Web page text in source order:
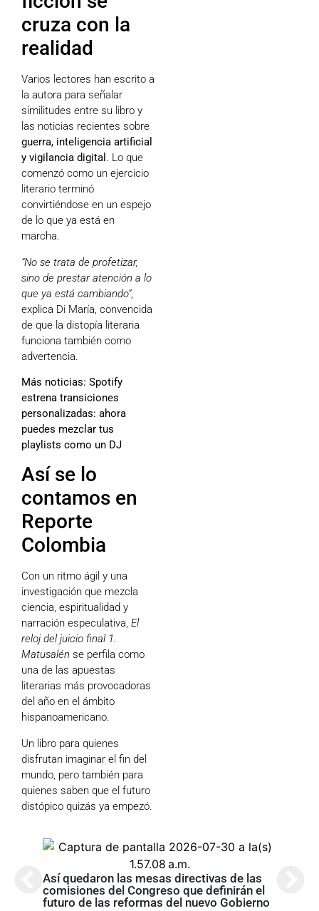
cruza con la
realidad
Varios lectores han escrito a
la autora para señalar
similitudes entre su libro y
las noticias recientes sobre
guerra, inteligencia artificial
y vigilancia digital . Lo que
comenzó como un ejercicio
literario terminó
convirtiéndose en un espejo
de lo que ya está en
marcha.
“No se trata de profetizar,
sino de prestar atención a lo
que ya está cambiando”,
explica Di María, convencida
de que la distopía literaria
funciona también como
advertencia.
Más noticias: Spotify
estrena transiciones
personalizadas: ahora
puedes mezclar tus
playlists como un DJ
Así se lo
contamos en
Reporte
Colombia
Con un ritmo ágil y una
investigación que mezcla
ciencia, espiritualidad y
narración especulativa, El
reloj del juicio final 1.
Matusalén se perfila como
una de las apuestas
literarias más provocadoras
del año en el ámbito
hispanoamericano.
Un libro para quienes
disfrutan imaginar el fin del
mundo, pero también para
quienes saben que el futuro
distópico quizás ya empezó.
Así quedaron las mesas directivas de las
comisiones del Congreso que definirán el
futuro de las reformas del nuevo Gobierno